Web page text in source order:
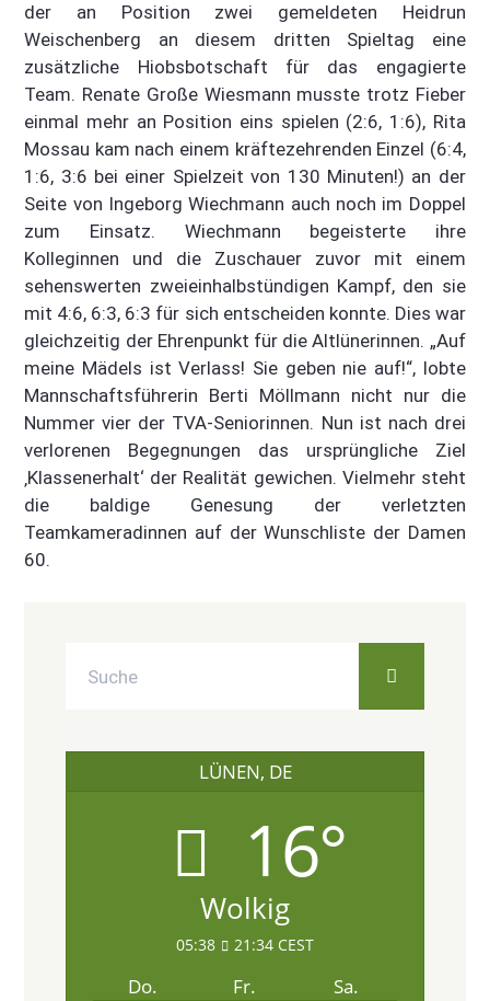
der an Position zwei gemeldeten Heidrun
Weischenberg an diesem dritten Spieltag eine
zusätzliche Hiobsbotschaft für das engagierte
Team. Renate Große Wiesmann musste trotz Fieber
einmal mehr an Position eins spielen (2:6, 1:6), Rita
Mossau kam nach einem kräftezehrenden Einzel (6:4,
1:6, 3:6 bei einer Spielzeit von 130 Minuten!) an der
Seite von Ingeborg Wiechmann auch noch im Doppel
zum Einsatz. Wiechmann begeisterte ihre
Kolleginnen und die Zuschauer zuvor mit einem
sehenswerten zweieinhalbstündigen Kampf, den sie
mit 4:6, 6:3, 6:3 für sich entscheiden konnte. Dies war
gleichzeitig der Ehrenpunkt für die Altlünerinnen. „Auf
meine Mädels ist Verlass! Sie geben nie auf!“, lobte
Mannschaftsführerin Berti Möllmann nicht nur die
Nummer vier der TVA-Seniorinnen. Nun ist nach drei
verlorenen Begegnungen das ursprüngliche Ziel
‚Klassenerhalt‘ der Realität gewichen. Vielmehr steht
die baldige Genesung der verletzten
Teamkameradinnen auf der Wunschliste der Damen
60.
LÜNEN, DE
16°
Wolkig
05:38 21:34 CEST
Do. Fr.
Sa.